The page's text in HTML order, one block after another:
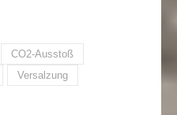
CO2-Ausstoß
Versalzung